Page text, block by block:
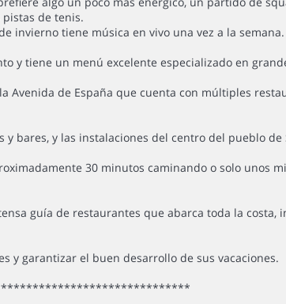
de tenis.
invierno tiene música en vivo una vez a la semana.
y tiene un menú excelente especializado en
Avenida de España que cuenta con múltiples
bares, y las instalaciones del centro del pueblo
30 minutos caminando o solo unos
guía de restaurantes que abarca toda la costa,
y garantizar el buen desarrollo de sus vacaciones.